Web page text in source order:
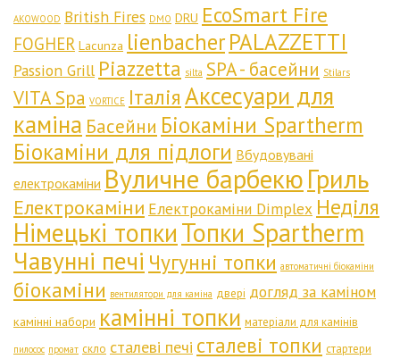
AKOWOOD British Fires DMO DRU EcoSmart Fire
FOGHER Lacunza lienbacherPALAZZETTI
Passion Grill Piazzetta silta SPA - басейни Stilars
VITA Spa VORTICE Італія Аксесуари для
каміна Басейни Біокаміни Spartherm
Біокаміни для підлоги Вбудовувані
електрокаміни Вуличне барбекюГриль
Електрокаміни Електрокаміни Dimplex Неділя
Німецькі топкиТопки Spartherm
Чавунні печі Чугунні топки автоматичні біокаміни
біокаміни вентилятори для каміна двері догляд за каміном
камінні набори камінні топки матеріали для камінів
пилосос промат скло сталеві печі сталеві топки стартери